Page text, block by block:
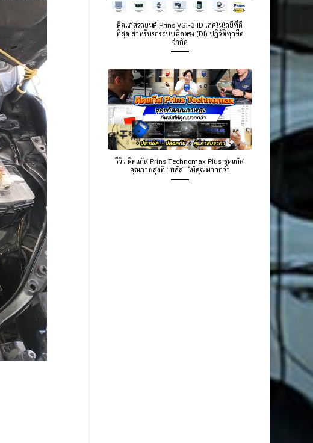
ติดแก๊สรถยนต์ Prins VSI-3 ID เทคโนโลยีที่ดี
ที่สุด สำหรับรถระบบฉีดตรง (DI) ปฏิวัติทุกขีด
จำกัด
รีวิว ติดแก๊ส Prins Technomax Plus ชุดแก๊ส
คุณภาพสูงที่ “พลัส” ให้คุณมากกว่า